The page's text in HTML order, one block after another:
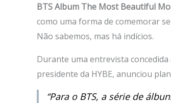
BTS Album The Most Beautiful
como uma forma de comemorar
Não sabemos, mas há indícios.
Durante uma entrevista
presidente da HYBE, anunciou
“Para o BTS, a série de